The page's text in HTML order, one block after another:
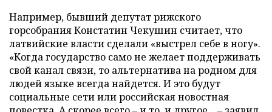
Например, бывший депутат рижского
горсобрания Констатин Чекушин считает, что
латвийские власти сделали «выстрел себе в ногу».
«Когда государство само не желает поддерживать
свой канал связи, то альтернатива на родном для
людей языке всегда найдется. И это будут
социальные сети или российская новостная